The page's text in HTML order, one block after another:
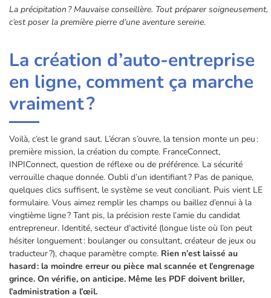
La précipitation ? Mauvaise conseillère. Tout préparer soigneusement,
c’est poser la première pierre d’une aventure sereine.
La création d’auto-entreprise
en ligne, comment ça marche
vraiment ?
Voilà, c’est le grand saut. L’écran s’ouvre, la tension monte un peu :
première mission, la création du compte. FranceConnect,
INPIConnect, question de réflexe ou de préférence. La sécurité
verrouille chaque donnée. Oubli d’un identifiant ? Pas de panique,
quelques clics suffisent, le système se veut conciliant. Puis vient LE
formulaire. Vous aimez remplir les champs ou baillez d’ennui à la
vingtième ligne ? Tant pis, la précision reste l’amie du candidat
entrepreneur. Identité, secteur d’activité (longue liste où l’on peut
hésiter longuement : boulanger ou consultant, créateur de jeux ou
traducteur ?), chaque paramètre compte. Rien n’est laissé au
hasard : la moindre erreur ou pièce mal scannée et l’engrenage
grince. On vérifie, on anticipe. Même les PDF doivent briller,
l’administration a l’œil.